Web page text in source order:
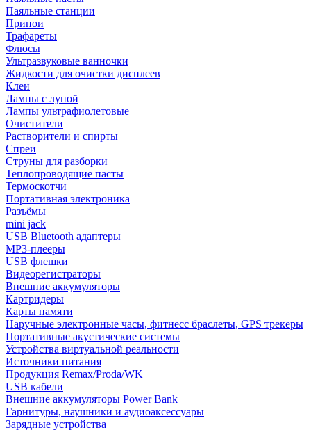
Паяльные станции
Припои
Трафареты
Флюсы
Ультразвуковые ванночки
Жидкости для очистки дисплеев
Клеи
Лампы с лупой
Лампы ультрафиолетовые
Очистители
Растворители и спирты
Спреи
Струны для разборки
Теплопроводящие пасты
Термоскотчи
Портативная электроника
Разъёмы
mini jack
USB Bluetooth адаптеры
MP3-плееры
USB флешки
Видеорегистраторы
Внешние аккумуляторы
Картридеры
Карты памяти
Наручные электронные часы, фитнесс браслеты, GPS трекеры
Портативные акустические системы
Устройства виртуальной реальности
Источники питания
Продукция Remax/Proda/WK
USB кабели
Внешние аккумуляторы Power Bank
Гарнитуры, наушники и аудиоаксессуары
Зарядные устройства